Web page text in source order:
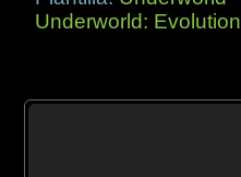
Underworld: Evolution